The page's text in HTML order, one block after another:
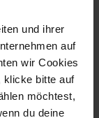
und ihrer
auf
wir Cookies
klicke bitte auf
möchtest,
du deine
dass die
funktioniert.